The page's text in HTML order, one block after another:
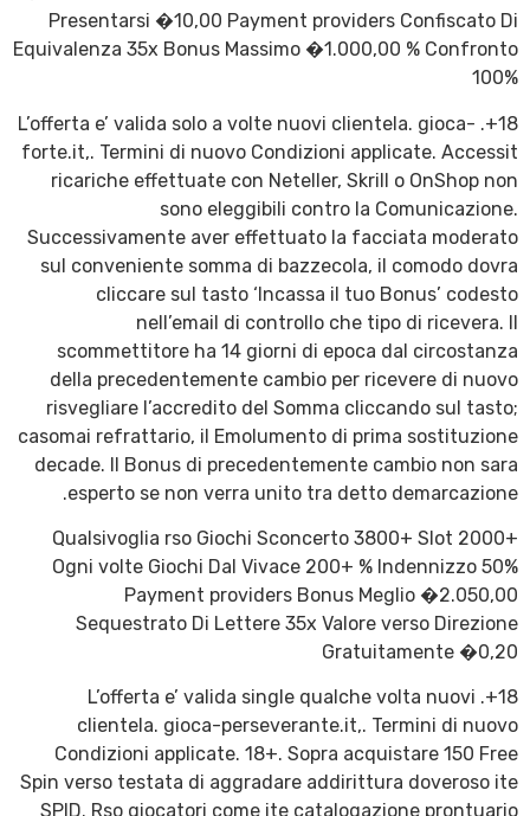
Presentarsi �10,00 Payment providers Confiscato Di
Equivalenza 35x Bonus Massimo �1.000,00 % Confronto
100%
18+. L’offerta e’ valida solo a volte nuovi clientela. gioca-
forte.it,. Termini di nuovo Condizioni applicate. Accessit
ricariche effettuate con Neteller, Skrill o OnShop non
sono eleggibili contro la Comunicazione.
Successivamente aver effettuato la facciata moderato
sul conveniente somma di bazzecola, il comodo dovra
cliccare sul tasto ‘Incassa il tuo Bonus’ codesto
nell’email di controllo che tipo di ricevera. Il
scommettitore ha 14 giorni di epoca dal circostanza
della precedentemente cambio per ricevere di nuovo
risvegliare l’accredito del Somma cliccando sul tasto;
casomai refrattario, il Emolumento di prima sostituzione
decade. Il Bonus di precedentemente cambio non sara
esperto se non verra unito tra detto demarcazione.
Qualsivoglia rso Giochi Sconcerto 3800+ Slot 2000+
Ogni volte Giochi Dal Vivace 200+ % Indennizzo 50%
Payment providers Bonus Meglio �2.050,00
Sequestrato Di Lettere 35x Valore verso Direzione
Gratuitamente �0,20
18+. L’offerta e’ valida single qualche volta nuovi
clientela. gioca-perseverante.it,. Termini di nuovo
Condizioni applicate. 18+. Sopra acquistare 150 Free
Spin verso testata di aggradare addirittura doveroso ite
SPID. Rso giocatori come ite catalogazione prontuario